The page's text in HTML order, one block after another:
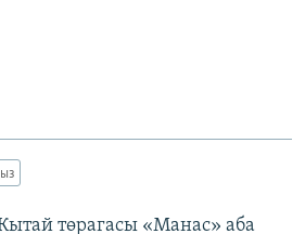
төрагасы «Манас» аба